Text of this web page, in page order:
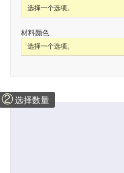
材料颜色
②选择数量